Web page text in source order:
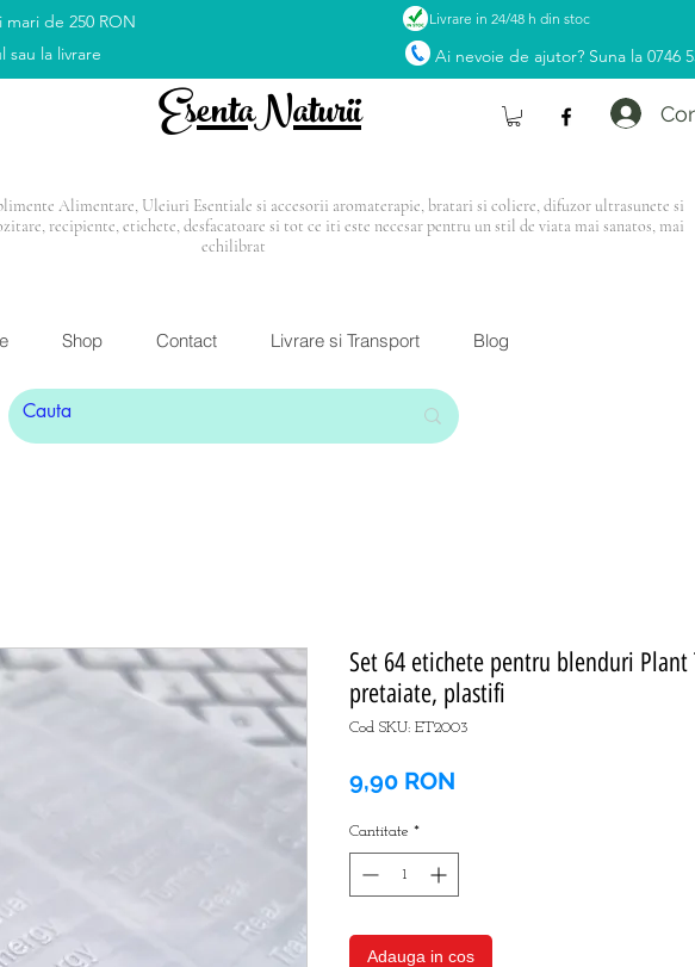
mari de 250 RON
sau la livrare
Livrare in 24/48 h din stoc
Ai nevoie de ajutor? Suna la 0746
EsentaNaturii
Alimentare, Uleiuri Esentiale si accesorii aromaterapie, bratari si coliere, difuzor ultrasunete si
recipiente, etichete, desfacatoare si tot ce iti este necesar pentru un stil de viata mai sanatos, mai
echilibrat
Shop Contact Livrare si Transport Blog
Set 64 etichete pentru blenduri Plant
pretaiate, plastifi
Cod SKU: ET2003
9,90 RON
Cantitate *
Adauga in cos